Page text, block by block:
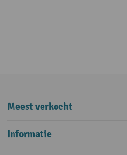
Meest verkocht
Informatie